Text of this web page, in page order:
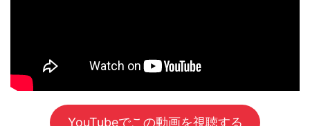
YouTubeでこの動画を視聴する